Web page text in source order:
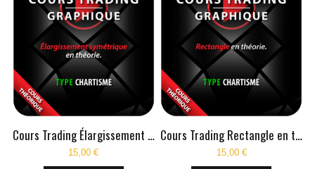
Cours Trading Élargissement symétrique en théorie
15,00 €
Cours Trading Rectangle en théorie
15,00 €